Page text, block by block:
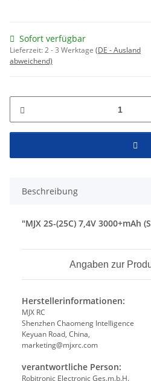
Sofort verfügbar
Lieferzeit:2 - 3 Werktage (DE - Ausland
abweichend)
Beschreibung
"MJX 2S-(25C) 7,4V 3000+mAh
Angaben zur
Herstellerinformationen:
MJX RC
Shenzhen Chaomeng Intelligence
Keyuan Road, China,
marketing@mjxrc.com
verantwortliche Person:
Robitronic Electronic Ges.m.b.H.